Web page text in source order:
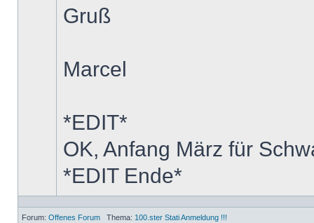
Gruß
Marcel
*EDIT*
OK, Anfang März für
*EDIT Ende*
Forum: Offenes Forum Thema: 100.ster Stati Anmeldung !!!